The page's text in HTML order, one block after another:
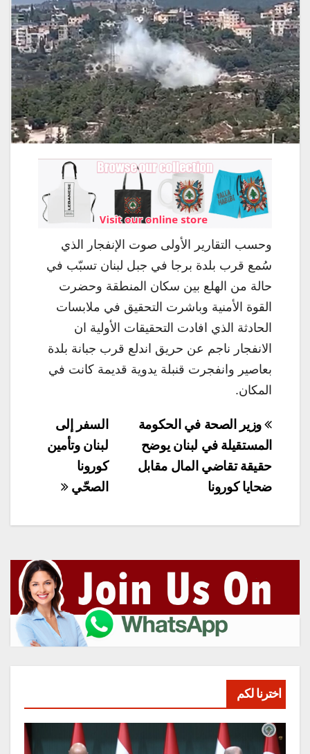
وحسب التقارير الأولى صوت الإنفجار الذي
سُمع قرب بلدة برجا في جبل لبنان تسبّب في
حالة من الهلع بين سكان المنطقة وحضرت
القوة الأمنية وباشرت التحقيق في ملابسات
الحادثة الذي افادت التحقيقات الأولية ان
الانفجار ناجم عن حريق اندلع قرب جبانة بلدة
بعاصير وانفجرت قنبلة يدوية قديمة كانت في
المكان.
تصفّح
المقالات
السفر إلى
لبنان وتأمين
كورونا
الصحّي
وزير الصحة في الحكومة
المستقيلة في لبنان يوضح
حقيقة تقاضي المال مقابل
ضحايا كورونا
اخترنا لكم